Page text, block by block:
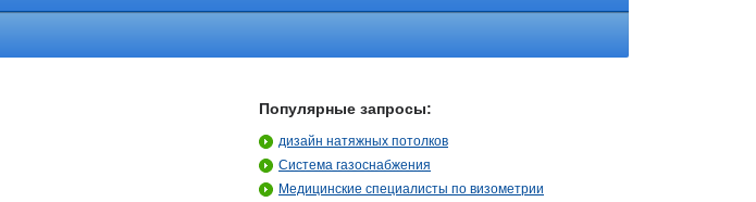
Популярные запросы:
дизайн натяжных потолков
Система газоснабжения
Медицинские специалисты по визометрии